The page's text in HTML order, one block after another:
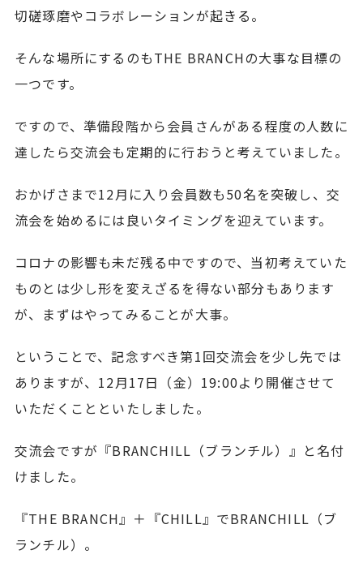
切磋琢磨やコラボレーションが起きる。
そんな場所にするのもTHE BRANCHの大事な目標の
一つです。
ですので、準備段階から会員さんがある程度の人数に
達したら交流会も定期的に行おうと考えていました。
おかげさまで12月に入り会員数も50名を突破し、交
流会を始めるには良いタイミングを迎えています。
コロナの影響も未だ残る中ですので、当初考えていた
ものとは少し形を変えざるを得ない部分もあります
が、まずはやってみることが大事。
ということで、記念すべき第1回交流会を少し先では
ありますが、12月17日（金）19:00より開催させて
いただくことといたしました。
交流会ですが『BRANCHILL（ブランチル）』と名付
けました。
『THE BRANCH』＋『CHILL』でBRANCHILL（ブ
ランチル）。